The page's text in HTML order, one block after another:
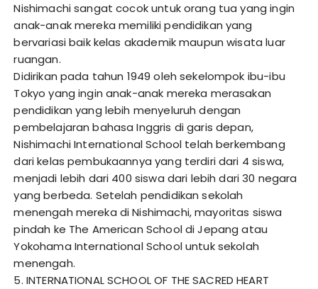
Nishimachi sangat cocok untuk orang tua yang ingin
anak-anak mereka memiliki pendidikan yang
bervariasi baik kelas akademik maupun wisata luar
ruangan.
Didirikan pada tahun 1949 oleh sekelompok ibu-ibu
Tokyo yang ingin anak-anak mereka merasakan
pendidikan yang lebih menyeluruh dengan
pembelajaran bahasa Inggris di garis depan,
Nishimachi International School telah berkembang
dari kelas pembukaannya yang terdiri dari 4 siswa,
menjadi lebih dari 400 siswa dari lebih dari 30 negara
yang berbeda. Setelah pendidikan sekolah
menengah mereka di Nishimachi, mayoritas siswa
pindah ke The American School di Jepang atau
Yokohama International School untuk sekolah
menengah.
5. INTERNATIONAL SCHOOL OF THE SACRED HEART